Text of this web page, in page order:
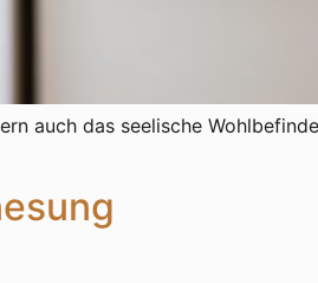
auch das seelische